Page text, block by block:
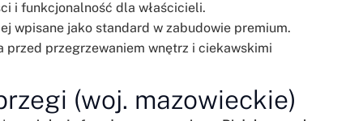
i funkcjonalność dla właścicieli.
wpisane jako standard w zabudowie premium.
przed przegrzewaniem wnętrz i ciekawskimi
(woj. mazowieckie)